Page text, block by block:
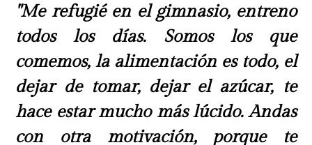
"Me refugié en el gimnasio, entreno
todos los días. Somos los que
comemos, la alimentación es todo, el
dejar de tomar, dejar el azúcar, te
hace estar mucho más lúcido. Andas
con otra motivación, porque te